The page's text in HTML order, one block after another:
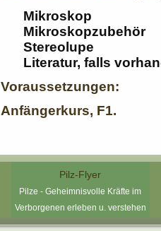
Mikroskop
Mikroskopzubehör
Stereolupe
Literatur, falls
Voraussetzungen:
Anfängerkurs, F1.
Pilz-Flyer
Pilze - Geheimnisvolle Kräfte im
Verborgenen erleben u. verstehen